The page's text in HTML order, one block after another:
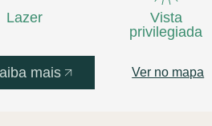
Lazer
Vista
privilegiada
mais Ver no mapa